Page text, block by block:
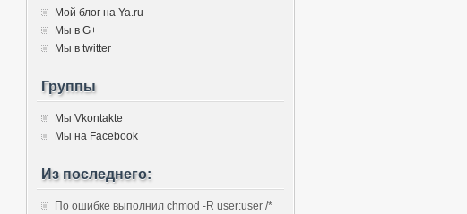
Мой блог на Ya.ru
Мы в G+
Мы в twitter
Группы
Мы Vkontakte
Мы на Facebook
Из последнего:
По ошибке выполнил chmod -R user:user /*